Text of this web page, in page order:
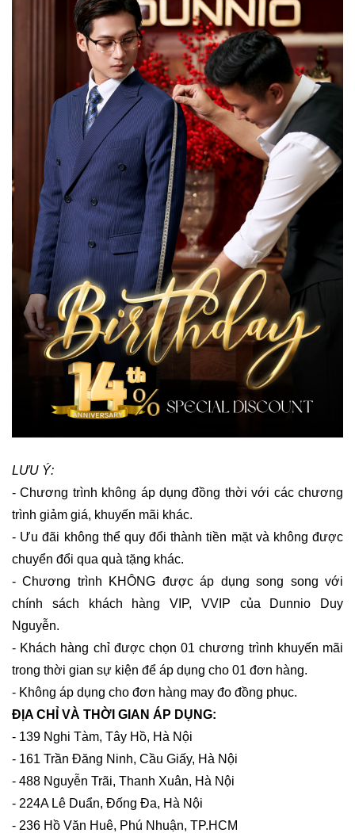
LƯU Ý:
- Chương trình không áp dụng đồng thời với các chương
trình giảm giá, khuyến mãi khác.
- Ưu đãi không thể quy đổi thành tiền mặt và không được
chuyển đổi qua quà tặng khác.
- Chương trình KHÔNG được áp dụng song song với
chính sách khách hàng VIP, VVIP của Dunnio Duy
Nguyễn.
- Khách hàng chỉ được chọn 01 chương trình khuyến mãi
trong thời gian sự kiện để áp dụng cho 01 đơn hàng.
- Không áp dụng cho đơn hàng may đo đồng phục.
ĐỊA CHỈ VÀ THỜI GIAN ÁP DỤNG:
- 139 Nghi Tàm, Tây Hồ, Hà Nội
- 161 Trần Đăng Ninh, Cầu Giấy, Hà Nội
- 488 Nguyễn Trãi, Thanh Xuân, Hà Nội
- 224A Lê Duẩn, Đống Đa, Hà Nội
- 236 Hồ Văn Huê, Phú Nhuận, TP.HCM